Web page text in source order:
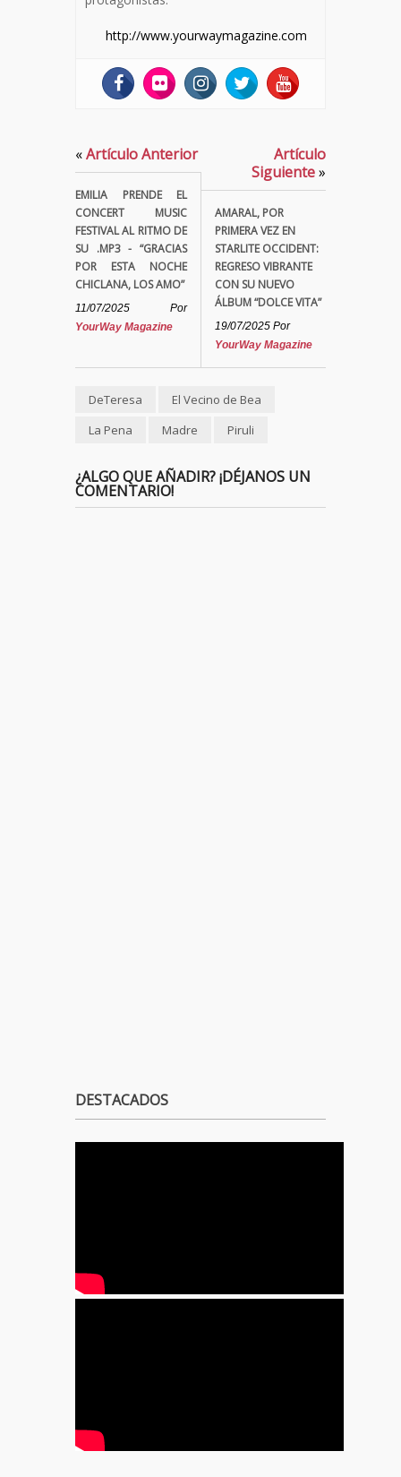
http://www.yourwaymagazine.com
«Artículo Anterior
EMILIA PRENDE EL
CONCERT MUSIC
FESTIVAL AL RITMO DE
SU .MP3 - “GRACIAS
POR ESTA NOCHE
CHICLANA, LOS AMO”
11/07/2025
Por
YourWay Magazine
Artículo
Siguiente»
AMARAL, POR
PRIMERA VEZ EN
STARLITE OCCIDENT:
REGRESO VIBRANTE
CON SU NUEVO
ÁLBUM “DOLCE VITA”
19/07/2025 Por
YourWay Magazine
DeTeresa
El Vecino de Bea
La Pena
Madre Piruli
¿ALGO QUE AÑADIR? ¡DÉJANOS UN
COMENTARIO!
DESTACADOS